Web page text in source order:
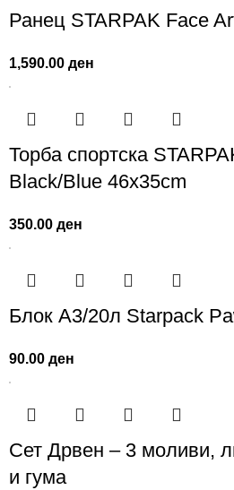
Ранец STARPAK Face
1,590.00ден
Торба спортска
Black/Blue 46х35cm
350.00ден
Блок А3/20л Starpack
90.00ден
Сет Дрвен – 3 моливи,
и гума